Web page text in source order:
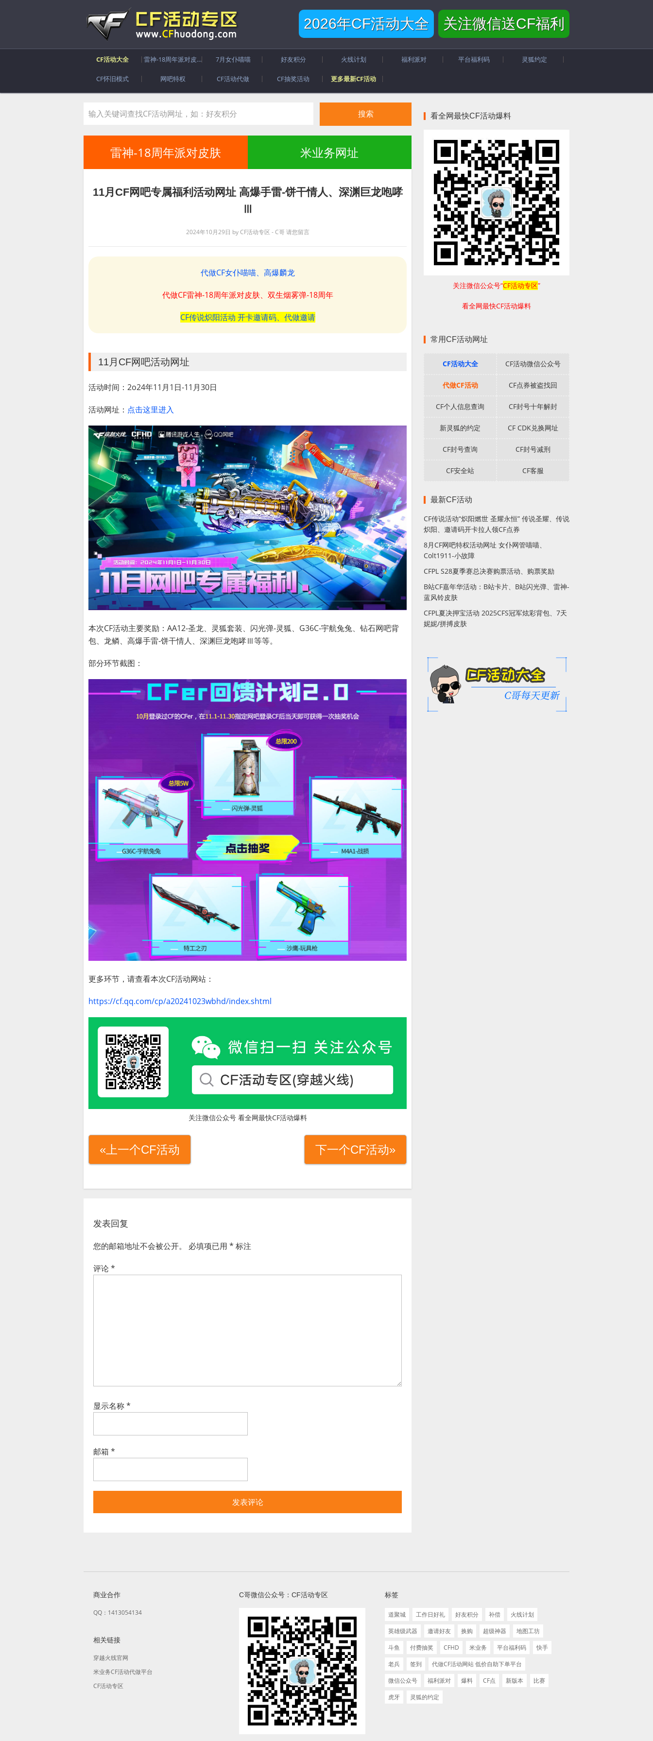
2026年CF活动大全 关注微信送CF福利
CF活动大全 雷神-18周年派对皮肤 7月女仆喵喵 好友积分 火线计划 福利派对 平台福利码 灵狐约定
CF怀旧模式 网吧特权 CF活动代做 CF抽奖活动 更多最新CF活动
雷神-18周年派对皮肤 米业务网址
11月CF网吧专属福利活动网址 高爆手雷-饼干情人、深渊巨龙咆哮
Ⅲ
2024年10月29日 byCF活动专区 - C哥 请您留言
代做CF女仆喵喵、高爆麟龙
代做CF雷神-18周年派对皮肤、双生烟雾弹-18周年
CF传说炽阳活动 开卡邀请码、代做邀请
11月CF网吧活动网址
活动时间：2o24年11月1日-11月30日
活动网址： 点击这里进入
本次CF活动主要奖励：AA12-圣龙、灵狐套装、闪光弹-灵狐、G36C-宇航兔兔、钻石网吧背
包、龙鳞、高爆手雷-饼干情人、深渊巨龙咆哮Ⅲ等等。
部分环节截图：
更多环节，请查看本次CF活动网站：
https://cf.qq.com/cp/a20241023wbhd/index.shtml
关注微信公众号 看全网最快CF活动爆料
«上一个CF活动 下一个CF活动»
发表回复
您的邮箱地址不会被公开。 必填项已用 * 标注
评论*
显示名称*
邮箱 *
看全网最快CF活动爆料
关注微信公众号“CF活动专区”
看全网最快CF活动爆料
常用CF活动网址
CF活动大全 CF活动微信公众号
代做CF活动 CF点券被盗找回
CF个人信息查询 CF封号十年解封
新灵狐的约定 CF CDK兑换网址
CF封号查询 CF封号减刑
CF安全站 CF客服
最新CF活动
CF传说活动“炽阳燃世 圣耀永恒” 传说圣耀、传说
炽阳、邀请码开卡拉人领CF点券
8月CF网吧特权活动网址 女仆网管喵喵、
Colt1911-小故障
CFPL S28夏季赛总决赛购票活动、购票奖励
B站CF嘉年华活动：B站卡片、B站闪光弹、雷神-
蓝风铃皮肤
CFPL夏决押宝活动 2025CFS冠军炫彩背包、7天
妮妮/拼搏皮肤
商业合作
QQ：1413054134
相关链接
穿越火线官网
米业务CF活动代做平台
CF活动专区
C哥微信公众号：CF活动专区 标签
道聚城 工作日好礼 好友积分 补偿
火线计划
英雄级武器
邀请好友 换购 超级神器
地图工坊
斗鱼
付费抽奖 CFHD 米业务 平台福利码
快手
老兵
签到
代做CF活动网站 低价自助下单平台
微信公众号
福利派对 爆料 CF点 新版本
比赛
虎牙
灵狐的约定